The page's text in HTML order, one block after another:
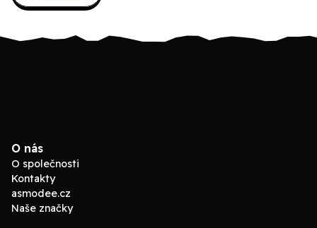
O nás
O společnosti
Kontakty
asmodee.cz
Naše značky